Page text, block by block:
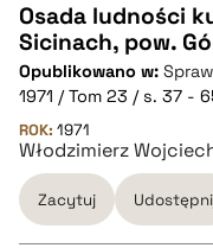
CZYSTY TEKST
pobierz cytat
BIBTEX
Osada ludności
Sicinach, pow.
Opublikowano w:
1971 / Tom 23 / s. 37 -
ROK: 1971
Włodzimierz
Zacytuj